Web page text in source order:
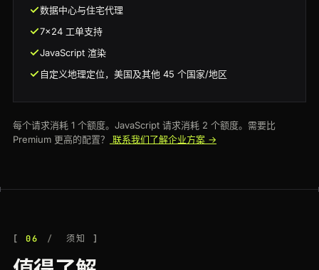
数据中心与住宅代理
7x24 工单支持
JavaScript 渲染
自定义地理定位，美国及其他 45 个国家/地区
每个请求消耗 1 个额度。JavaScript 请求消耗 2 个额度。需要比
Premium 更高的配置？
联系我们了解企业方案 →
06 须知